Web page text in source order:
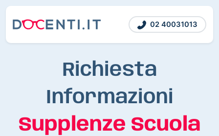
02 40031013
Richiesta
Informazioni
Supplenze Scuola